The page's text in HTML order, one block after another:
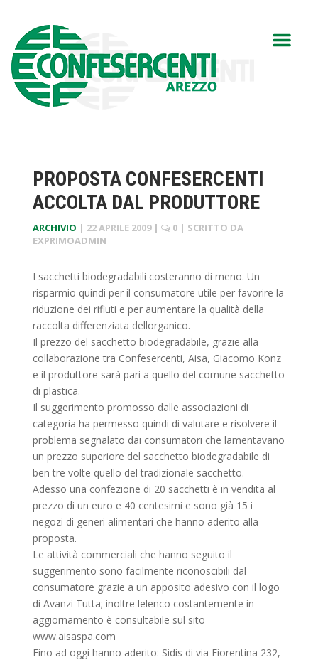
PROPOSTA CONFESERCENTI
ACCOLTA DAL PRODUTTORE
ARCHIVIO | 22 APRILE 2009 | 0 | SCRITTO DA
EXPRIMOADMIN
I sacchetti biodegradabili costeranno di meno. Un
risparmio quindi per il consumatore utile per favorire la
riduzione dei rifiuti e per aumentare la qualità della
raccolta differenziata dellorganico.
Il prezzo del sacchetto biodegradabile, grazie alla
collaborazione tra Confesercenti, Aisa, Giacomo Konz
e il produttore sarà pari a quello del comune sacchetto
di plastica.
Il suggerimento promosso dalle associazioni di
categoria ha permesso quindi di valutare e risolvere il
problema segnalato dai consumatori che lamentavano
un prezzo superiore del sacchetto biodegradabile di
ben tre volte quello del tradizionale sacchetto.
Adesso una confezione di 20 sacchetti è in vendita al
prezzo di un euro e 40 centesimi e sono già 15 i
negozi di generi alimentari che hanno aderito alla
proposta.
Le attività commerciali che hanno seguito il
suggerimento sono facilmente riconoscibili dal
consumatore grazie a un apposito adesivo con il logo
di Avanzi Tutta; inoltre lelenco costantemente in
aggiornamento è consultabile sul sito
www.aisaspa.com
Fino ad oggi hanno aderito: Sidis di via Fiorentina 232,